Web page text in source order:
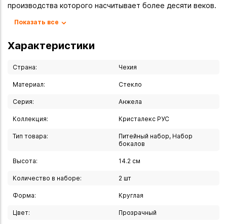
производства которого насчитывает более десяти веков.
- Количество предметов: 2 шт
- Высота 14,2 см
- Диаметр 9,5 см
- Цвет: прозрачный
- Страна производства: Чехия
качественной посуды
роскошью исполнения и станет настоящим украшением
любого стола. Изящные формы и безупречное качество,
годы.
Показать все
Характеристики
Страна: Чехия
Материал: Стекло
Серия: Анжела
Коллекция: Кристалекс РУС
Тип товара:
Питейный набор, Набор
бокалов
Высота: 14.2 см
Количество в наборе: 2 шт
Форма: Круглая
Цвет: Прозрачный